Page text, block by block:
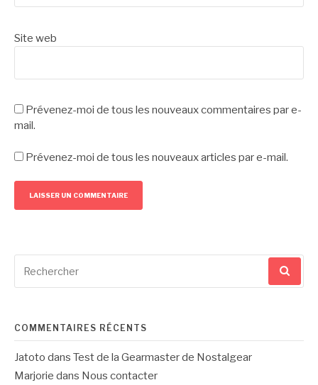
Site web
Prévenez-moi de tous les nouveaux commentaires par e-
mail.
Prévenez-moi de tous les nouveaux articles par e-mail.
pour
COMMENTAIRES RÉCENTS
Jatoto dans Test de la Gearmaster de Nostalgear
Marjorie dans Nous contacter